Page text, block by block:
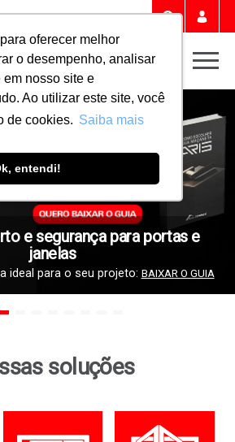
oferecer melhor
o desempenho, analisar
nosso site e
Ao utilizar este site, você
de cookies. Saiba mais
entendi!
BuscarPortal
e segurança para portas e
janelas
ideal para o seu projeto: BAIXAR O GUIA
soluções